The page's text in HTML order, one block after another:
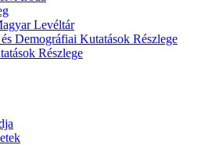
Levéltár
Demográfiai Kutatások Részlege
Részlege